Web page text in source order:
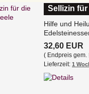
Sellizin für
Hilfe und
32,60 EUR
( Endpreis gem.
Lieferzeit: 1